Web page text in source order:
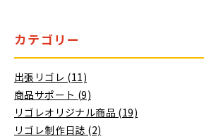
カテゴリー
出張リゴレ (11)
商品サポート (9)
リゴレオリジナル商品 (19)
リゴレ制作日誌 (2)